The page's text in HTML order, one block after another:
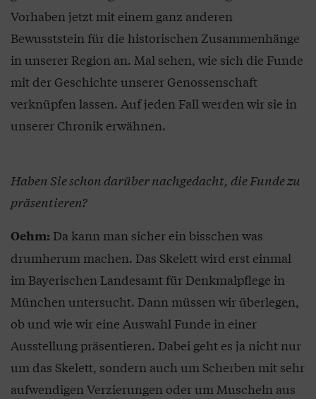
Vorhaben jetzt mit einem ganz anderen
Bewusststein für die historischen Zusammenhänge
in unserer Region an. Mal sehen, wie sich die Funde
mit der Geschichte unserer Genossenschaft
verknüpfen lassen. Auf jeden Fall werden wir sie in
unserer Chronik erwähnen.
Haben Sie schon darüber nachgedacht, die Funde zu
präsentieren?
Oehm: Da kann man sicher ein bisschen was
drumherum machen. Das Skelett wird erst einmal
im Bayerischen Landesamt für Denkmalpflege in
München untersucht. Dann müssen wir überlegen,
ob und wie wir eine Auswahl Funde in einer
Ausstellung präsentieren. Dabei geht es ja nicht nur
um das Skelett, sondern auch um Scherben mit sehr
aufwendigen Verzierungen oder um Muscheln aus